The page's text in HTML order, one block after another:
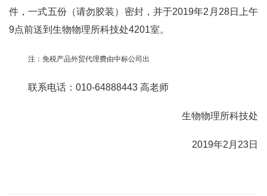
件，一式五份（请勿胶装）密封，并于2019年2月28日上午
9点前送到生物物理所科技处4201室。
注：免税产品外贸代理费由中标公司出
联系电话：010-64888443 高老师
生物物理所科技处
2019年2月23日